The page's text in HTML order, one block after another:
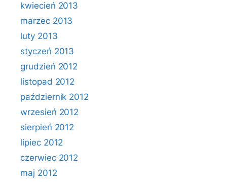
kwiecień 2013
marzec 2013
luty 2013
styczeń 2013
grudzień 2012
listopad 2012
październik 2012
wrzesień 2012
sierpień 2012
lipiec 2012
czerwiec 2012
maj 2012